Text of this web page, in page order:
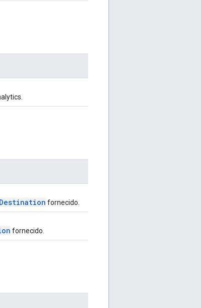
Destination fornecido.
fornecido.